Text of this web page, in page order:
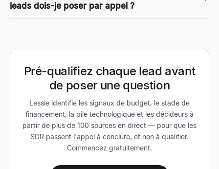
leads dois-je poser par appel ?
Pré-qualifiez chaque lead avant
de poser une question
Lessie identifie les signaux de budget, le stade de
financement, la pile technologique et les décideurs à
partir de plus de 100 sources en direct — pour que les
SDR passent l'appel à conclure, et non à qualifier.
Commencez gratuitement.